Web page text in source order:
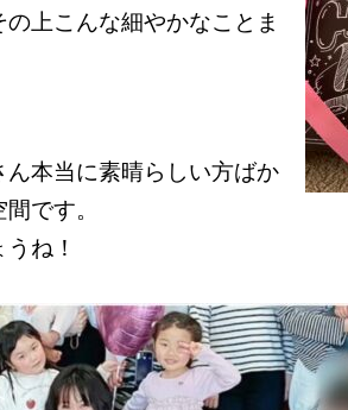
上こんな細やかなことま
本当に素晴らしい方ばか
です。
ね！